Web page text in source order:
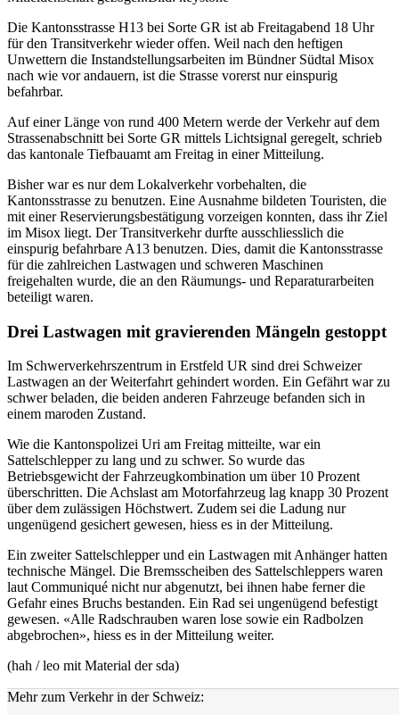
Die Kantonsstrasse H13 bei Sorte GR ist ab Freitagabend 18 Uhr
für den Transitverkehr wieder offen. Weil nach den heftigen
Unwettern die Instandstellungsarbeiten im Bündner Südtal Misox
nach wie vor andauern, ist die Strasse vorerst nur einspurig
befahrbar.
Auf einer Länge von rund 400 Metern werde der Verkehr auf dem
Strassenabschnitt bei Sorte GR mittels Lichtsignal geregelt, schrieb
das kantonale Tiefbauamt am Freitag in einer Mitteilung.
Bisher war es nur dem Lokalverkehr vorbehalten, die
Kantonsstrasse zu benutzen. Eine Ausnahme bildeten Touristen, die
mit einer Reservierungsbestätigung vorzeigen konnten, dass ihr Ziel
im Misox liegt. Der Transitverkehr durfte ausschliesslich die
einspurig befahrbare A13 benutzen. Dies, damit die Kantonsstrasse
für die zahlreichen Lastwagen und schweren Maschinen
freigehalten wurde, die an den Räumungs- und Reparaturarbeiten
beteiligt waren.
Drei Lastwagen mit gravierenden Mängeln gestoppt
Im Schwerverkehrszentrum in Erstfeld UR sind drei Schweizer
Lastwagen an der Weiterfahrt gehindert worden. Ein Gefährt war zu
schwer beladen, die beiden anderen Fahrzeuge befanden sich in
einem maroden Zustand.
Wie die Kantonspolizei Uri am Freitag mitteilte, war ein
Sattelschlepper zu lang und zu schwer. So wurde das
Betriebsgewicht der Fahrzeugkombination um über 10 Prozent
überschritten. Die Achslast am Motorfahrzeug lag knapp 30 Prozent
über dem zulässigen Höchstwert. Zudem sei die Ladung nur
ungenügend gesichert gewesen, hiess es in der Mitteilung.
Ein zweiter Sattelschlepper und ein Lastwagen mit Anhänger hatten
technische Mängel. Die Bremsscheiben des Sattelschleppers waren
laut Communiqué nicht nur abgenutzt, bei ihnen habe ferner die
Gefahr eines Bruchs bestanden. Ein Rad sei ungenügend befestigt
gewesen. «Alle Radschrauben waren lose sowie ein Radbolzen
abgebrochen», hiess es in der Mitteilung weiter.
(hah / leo mit Material der sda)
Mehr zum Verkehr in der Schweiz: